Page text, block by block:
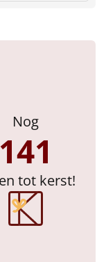
Nog
141
tot kerst!